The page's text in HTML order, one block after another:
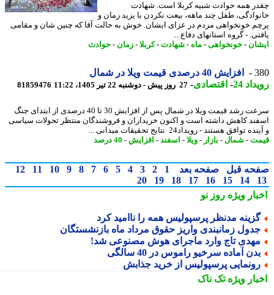
همه حوادث شبیه کربلا است. شهادت
طفل چند ماهه، بیعت نکردن با یزید زمان و
خونخواهی مردم در عزای ایشان. خوش به حالت آقا که چنین شان و مقامی
- گروه استانهای دفاع ...
-خونخواهی-ماه-شهادت-کربلا- زمان -حوادث
افزایش 40 درصدی قیمت ویلا در شمال
24
-اقتصادی-27 روز پیش - دوشنبه 22 تیر 1405، 11:22 81859476
سرعت رشد قیمت ویلا در شمال پس از افزایش 30 تا 40 درصدی از ابتدای جنگ
کاهش داشته است و اکنون خریداران و فروشندگان منتظر تحولات سیاسی
توافق هستند - رویداد24 نتایج تحقیقات میدانی ...
-شمال-بازار - ویلا-اسفند-افزایش -40 درصد
قبل صفحه بعد 1
2
3
4
5
6
7
8
9
10
11
12
14
15
16
17
18
19
20
ویژهروز نو
مدنظر پرسپولیس همه را ناامید کرد
زمانبندی واریز حقوق مرداد ماه بازنشستگان
تاج وارد ماجرای هوش مصنوعی شد!
آماده سرخیو راموس در 40 سالگی
پرسپولیس از خرید جذابش
ویژهتک ناک